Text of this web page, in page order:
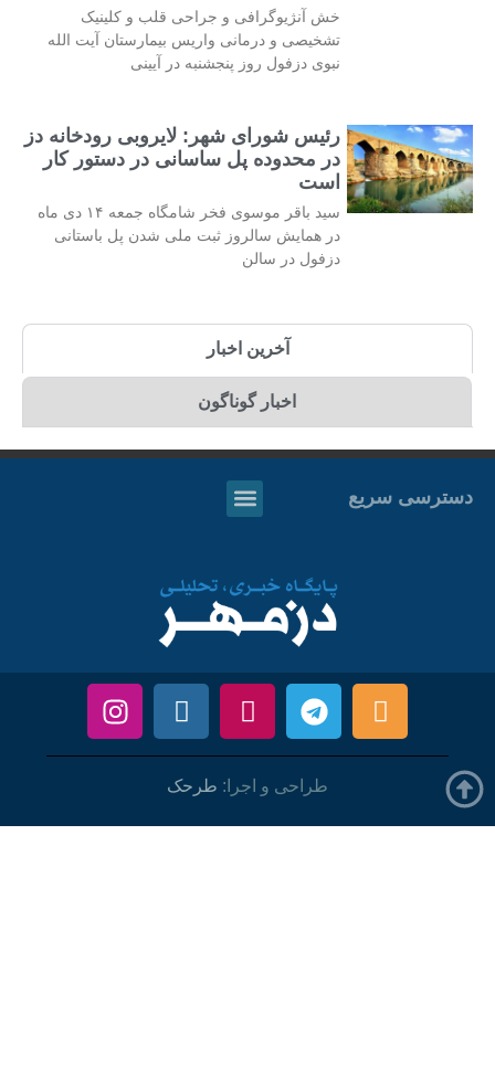
خش آنژیوگرافی و جراحی قلب و کلینیک
تشخیصی و درمانی واریس بیمارستان آیت الله
نبوی دزفول روز پنجشنبه در آیینی
رئیس شورای شهر: لایروبی رودخانه دز
در محدوده پل ساسانی در دستور کار
است
سید باقر موسوی فخر شامگاه جمعه ۱۴ دی ماه
در همایش سالروز ثبت ملی شدن پل باستانی
دزفول در سالن
آخرین اخبار
اخبار گوناگون
دسترسی سریع
طراحی و اجرا: طرحک